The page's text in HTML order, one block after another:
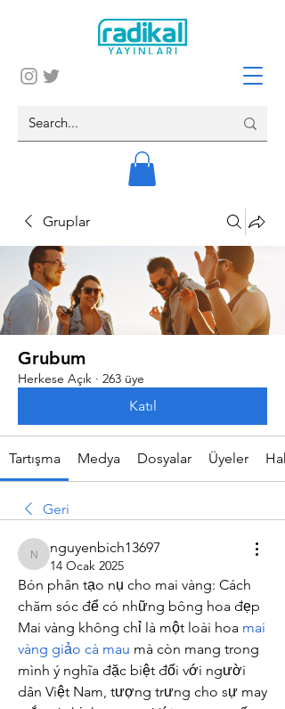
Gruplar
Grubum
Herkese Açık · 263 üye
Katıl
Tartışma Medya Dosyalar Üyeler
Geri
nguyenbich13697
nguyenbich13697
14 Ocak 2025
Bón phân tạo nụ cho mai vàng: Cách
chăm sóc để có những bông hoa đẹp
Mai vàng không chỉ là một loài hoa mai
vàng giảo cà mau mà còn mang trong
mình ý nghĩa đặc biệt đối với người
dân Việt Nam, tượng trưng cho sự may